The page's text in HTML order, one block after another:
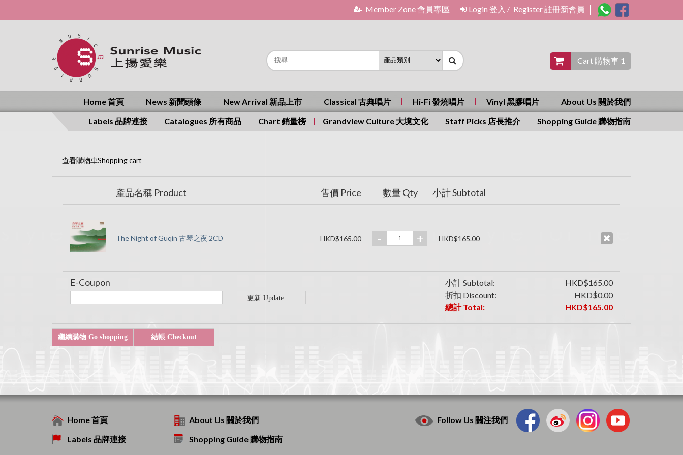
Member Zone 會員專區 Login 登入 / Register 註冊新會員
Cart 購物車 1
Home 首頁 News 新聞頭條 New Arrival 新品上市 Classical 古典唱片 Hi-Fi 發燒唱片 Vinyl 黑膠唱片 About Us 關於我們
Labels 品牌連接 Catalogues 所有商品 Chart 銷量榜 Grandview Culture 大境文化 Staff Picks 店長推介 Shopping Guide 購物指南
查看購物車Shopping cart
產品名稱 Product 售價 Price 數量 Qty 小計 Subtotal
The Night of Guqin 古琴之夜 2CD HKD$165.00 - + HKD$165.00
E-Coupon 小計 Subtotal:
HKD$165.00
折扣 Discount:
HKD$0.00
總計 Total:
HKD$165.00
Home 首頁
About Us 關於我們
Labels 品牌連接
Shopping Guide 購物指南
Follow Us 關注我們